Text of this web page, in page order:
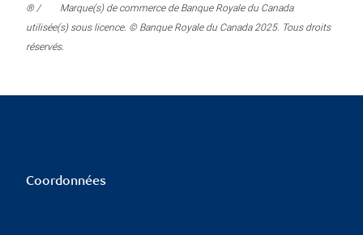
® /
Marque(s) de commerce de Banque Royale du Canada
utilisée(s) sous licence. © Banque Royale du Canada 2025. Tous droits
réservés.
Coordonnées